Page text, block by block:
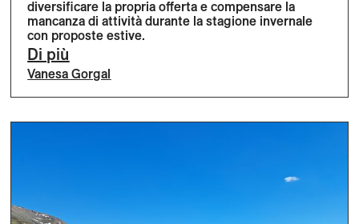
diversificare la propria offerta e compensare la
mancanza di attività durante la stagione invernale
con proposte estive.
Di più
Vanesa Gorgal